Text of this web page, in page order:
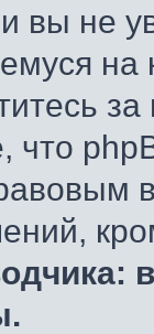
вы не
что